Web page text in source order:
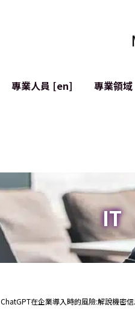
專業人員 [en]
專業領域
網絡犯罪
IT
ChatGPT在企業導入時的風險:解說機密